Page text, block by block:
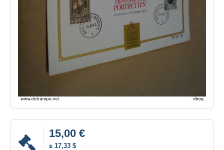
15,00 €
± 17,33 $